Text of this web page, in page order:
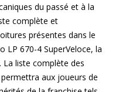
du passé et à la
complète et
présentes dans le
LP 670-4 SuperVeloce, la
La liste complète des
aux joueurs de